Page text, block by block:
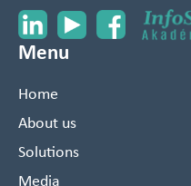
Menu
Home
About us
Solutions
Media